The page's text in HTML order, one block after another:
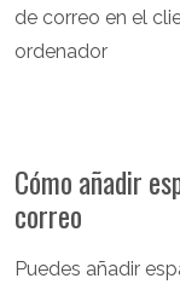
de correo en el
ordenador
Cómo añadir
correo
Puedes añadir